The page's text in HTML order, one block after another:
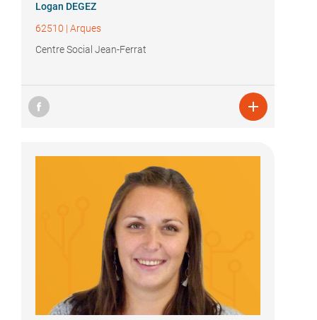
Logan DEGEZ
62510 | Arques
Centre Social Jean-Ferrat
